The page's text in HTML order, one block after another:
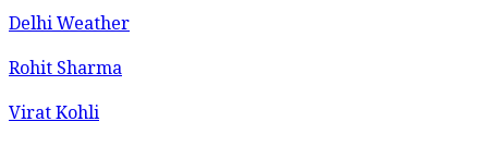
Delhi Weather
Rohit Sharma
Virat Kohli